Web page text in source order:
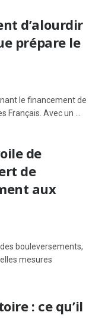
d’alourdir
prépare le
le financement de
Français. Avec un ...
de
de
aux
bouleversements,
mesures
: ce qu’il